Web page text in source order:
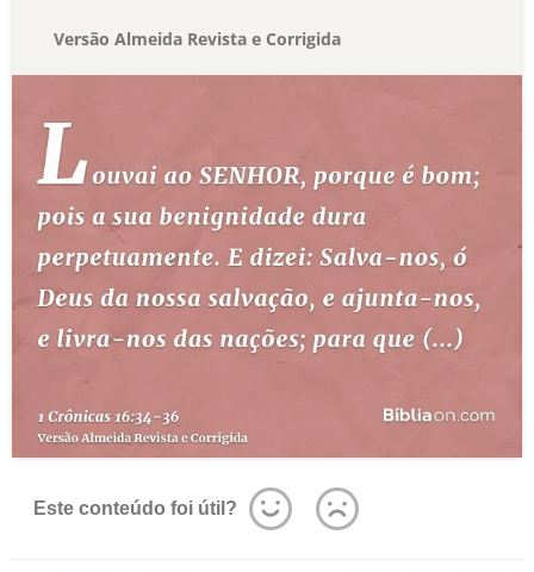
Versão Almeida Revista e Corrigida
Este conteúdo foi útil?